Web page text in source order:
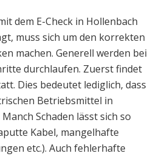
dem E-Check in Hollenbach
muss sich um den korrekten
machen. Generell werden bei
durchlaufen. Zuerst findet
Dies bedeutet lediglich, dass
Betriebsmittel in
Schaden lässt sich so
Kabel, mangelhafte
etc.). Auch fehlerhafte